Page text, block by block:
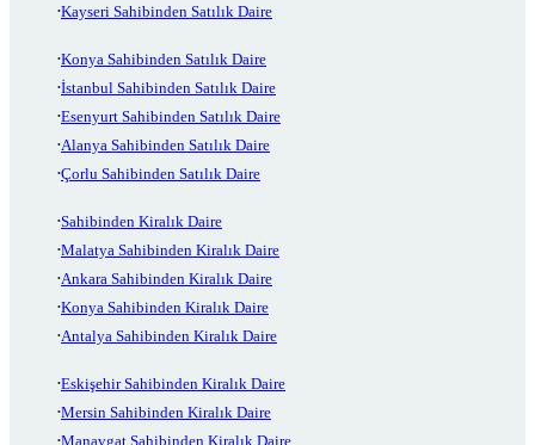
Kayseri Sahibinden Satılık Daire
Konya Sahibinden Satılık Daire
İstanbul Sahibinden Satılık Daire
Esenyurt Sahibinden Satılık Daire
Alanya Sahibinden Satılık Daire
Çorlu Sahibinden Satılık Daire
Sahibinden Kiralık Daire
Malatya Sahibinden Kiralık Daire
Ankara Sahibinden Kiralık Daire
Konya Sahibinden Kiralık Daire
Antalya Sahibinden Kiralık Daire
Eskişehir Sahibinden Kiralık Daire
Mersin Sahibinden Kiralık Daire
Manavgat Sahibinden Kiralık Daire